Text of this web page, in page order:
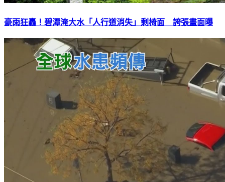
豪雨狂轟！碧潭淹大水「人行道消失」剩椅面 誇張畫面曝